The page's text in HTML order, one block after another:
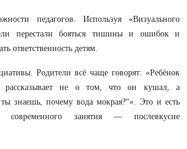
педагогов. Используя «Визуального
перестали бояться тишины и ошибок и
ответственность детям.
Родители всё чаще говорят: «Ребёнок
рассказывает не о том, что он кушал, а
знаешь, почему вода мокрая?“». Это и есть
современного занятия — послевкусие